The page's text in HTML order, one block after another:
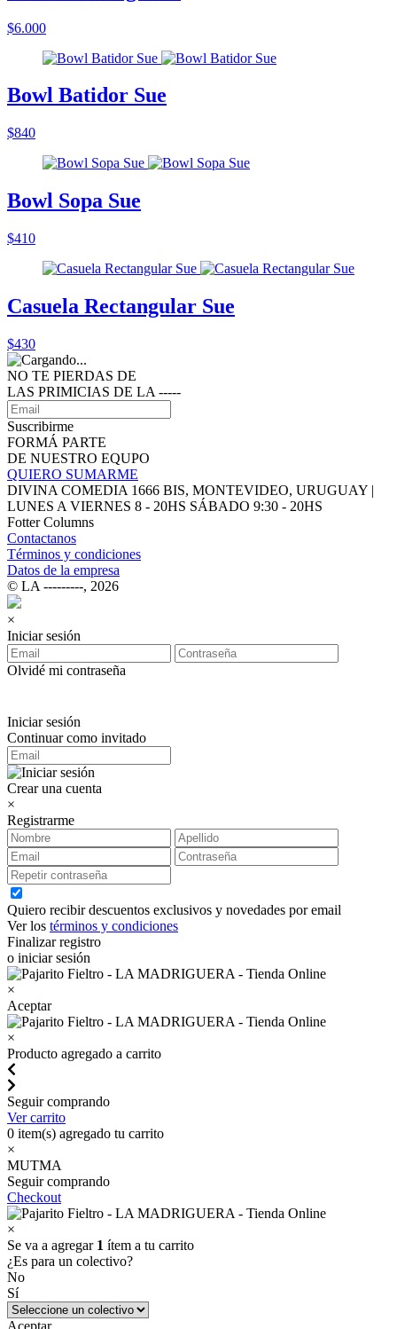
$6.000
Bowl Batidor Sue
$840
Bowl Sopa Sue
$410
Casuela Rectangular Sue
$430
NO TE PIERDAS DE
LAS PRIMICIAS DE LA ‑‑‑‑‑
Suscribirme
FORMÁ PARTE
DE NUESTRO EQUPO
QUIERO SUMARME
DIVINA COMEDIA 1666 BIS, MONTEVIDEO, URUGUAY |
LUNES A VIERNES 8 - 20HS SÁBADO 9:30 - 20HS
Fotter Columns
Contactanos
Términos y condiciones
Datos de la empresa
© LA ‑‑‑‑‑‑‑‑‑, 2026
×
Iniciar sesión
Olvidé mi contraseña
Iniciar sesión
Continuar como invitado
Crear una cuenta
×
Registrarme
Quiero recibir descuentos exclusivos y novedades por email
Ver los términos y condiciones
Finalizar registro
o iniciar sesión
×
Aceptar
×
Producto agregado a carrito
Seguir comprando
Ver carrito
0 item(s) agregado tu carrito
×
MUTMA
Seguir comprando
Checkout
×
Se va a agregar 1 ítem a tu carrito
¿Es para un colectivo?
No
Sí
Aceptar